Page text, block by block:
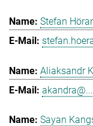
Stefan
Aliaksandr
akandra@...
Sayan